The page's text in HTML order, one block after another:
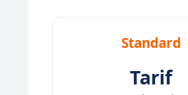
Standard
Tarif